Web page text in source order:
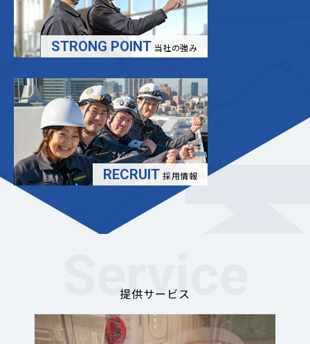
STRONG POINT 当社の強み
RECRUIT 採用情報
Service
提供サービス